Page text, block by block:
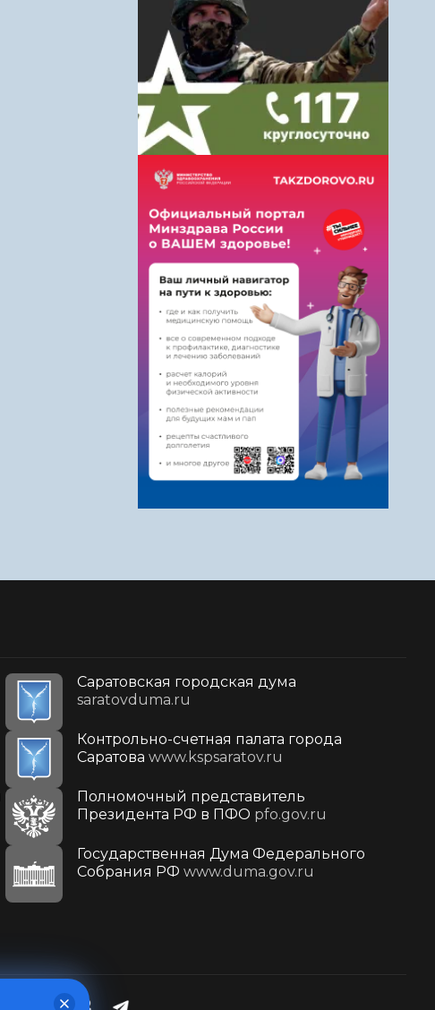
Саратовская городская дума
saratovduma.ru
Контрольно-счетная палата города
Саратова www.kspsaratov.ru
Полномочный представитель
Президента РФ в ПФО pfo.gov.ru
Государственная Дума Федерального
Собрания РФ www.duma.gov.ru